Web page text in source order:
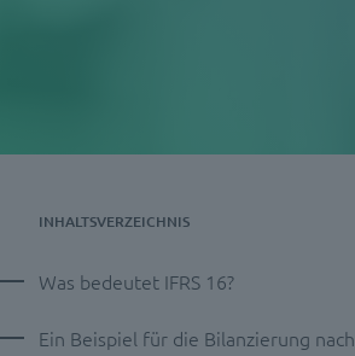
INHALTSVERZEICHNIS
Was bedeutet IFRS 16?
Ein Beispiel für die Bilanzierung nach